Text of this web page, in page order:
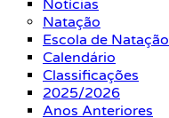
Notícias
Natação
Escola de Natação
Calendário
Classificações
2025/2026
Anos Anteriores